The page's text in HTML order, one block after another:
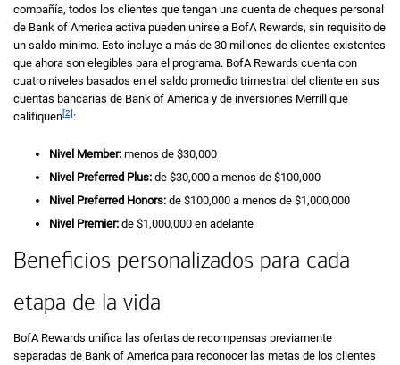
compañía, todos los clientes que tengan una cuenta de cheques personal
de Bank of America activa pueden unirse a BofA Rewards, sin requisito de
un saldo mínimo. Esto incluye a más de 30 millones de clientes existentes
que ahora son elegibles para el programa. BofA Rewards cuenta con
cuatro niveles basados ​​en el saldo promedio trimestral del cliente en sus
cuentas bancarias de Bank of America y de inversiones Merrill que
califiquen[2] :
Nivel Member: menos de treinta mil dólares
$30,000
Nivel Preferred Plus: de treinta mil dólares
$30,000 a menos de cien mil dólares
$100,000
Nivel Preferred Honors: de cien mil dólares
$100,000 a menos de un millón de dólares
$1,000,000
Nivel Premier: de un millón de dólares
$1,000,000 en adelante
Beneficios personalizados para cada
etapa de la vida
B of A
BofA Rewards unifica las ofertas de recompensas previamente
separadas de Bank of America para reconocer las metas de los clientes